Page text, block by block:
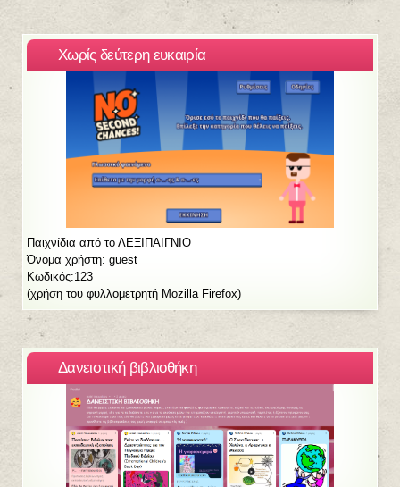
Xωρίς δεύτερη ευκαιρία
Παιχνίδια από το ΛΕΞΙΠΑΙΓΝΙΟ
Όνομα χρήστη: guest
Κωδικός:123
(χρήση του φυλλομετρητή Mozilla Firefox)
Δανειστική βιβλιοθήκη